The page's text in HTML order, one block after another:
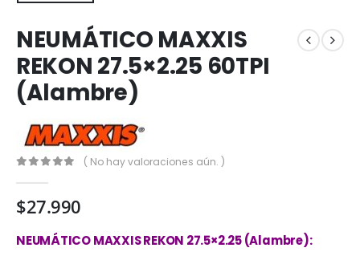
NEUMÁTICO MAXXIS
REKON 27.5×2.25 60TPI
(Alambre)
( No hay valoraciones aún. )
$27.990
NEUMÁTICO MAXXIS REKON 27.5×2.25 (Alambre):